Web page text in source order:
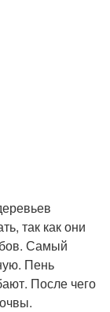
так как они
Самый
Пень
После чего